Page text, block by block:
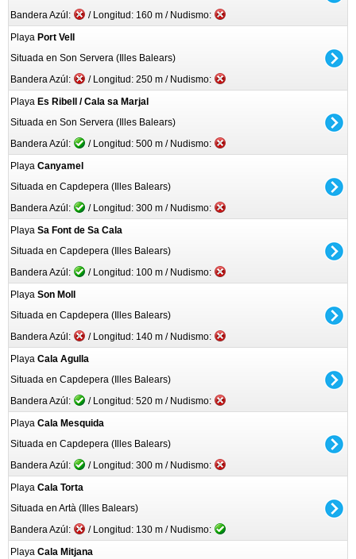
Bandera Azúl:
/ Longitud: 160 m / Nudismo:
Playa Port Vell
Situada en Son Servera (Illes Balears)
Bandera Azúl:
/ Longitud: 250 m / Nudismo:
Playa Es Ribell / Cala sa Marjal
Situada en Son Servera (Illes Balears)
Bandera Azúl:
/ Longitud: 500 m / Nudismo:
Playa Canyamel
Situada en Capdepera (Illes Balears)
Bandera Azúl:
/ Longitud: 300 m / Nudismo:
Playa Sa Font de Sa Cala
Situada en Capdepera (Illes Balears)
Bandera Azúl:
/ Longitud: 100 m / Nudismo:
Playa Son Moll
Situada en Capdepera (Illes Balears)
Bandera Azúl:
/ Longitud: 140 m / Nudismo:
Playa Cala Agulla
Situada en Capdepera (Illes Balears)
Bandera Azúl:
/ Longitud: 520 m / Nudismo:
Playa Cala Mesquida
Situada en Capdepera (Illes Balears)
Bandera Azúl:
/ Longitud: 300 m / Nudismo:
Playa Cala Torta
Situada en Artà (Illes Balears)
Bandera Azúl:
/ Longitud: 130 m / Nudismo:
Playa Cala Mitjana